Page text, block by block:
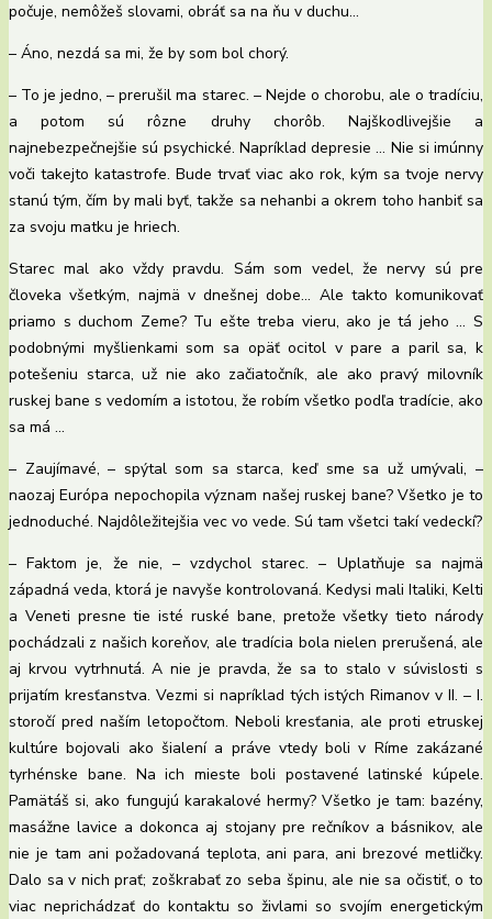
počuje, nemôžeš slovami, obráť sa na ňu v duchu…
– Áno, nezdá sa mi, že by som bol chorý.
– To je jedno, – prerušil ma starec. – Nejde o chorobu, ale o tradíciu,
a potom sú rôzne druhy chorôb. Najškodlivejšie a
najnebezpečnejšie sú psychické. Napríklad depresie … Nie si imúnny
voči takejto katastrofe. Bude trvať viac ako rok, kým sa tvoje nervy
stanú tým, čím by mali byť, takže sa nehanbi a okrem toho hanbiť sa
za svoju matku je hriech.
Starec mal ako vždy pravdu. Sám som vedel, že nervy sú pre
človeka všetkým, najmä v dnešnej dobe… Ale takto komunikovať
priamo s duchom Zeme? Tu ešte treba vieru, ako je tá jeho … S
podobnými myšlienkami som sa opäť ocitol v pare a paril sa, k
potešeniu starca, už nie ako začiatočník, ale ako pravý milovník
ruskej bane s vedomím a istotou, že robím všetko podľa tradície, ako
sa má …
– Zaujímavé, – spýtal som sa starca, keď sme sa už umývali, –
naozaj Európa nepochopila význam našej ruskej bane? Všetko je to
jednoduché. Najdôležitejšia vec vo vede. Sú tam všetci takí vedeckí?
– Faktom je, že nie, – vzdychol starec. – Uplatňuje sa najmä
západná veda, ktorá je navyše kontrolovaná. Kedysi mali Italiki, Kelti
a Veneti presne tie isté ruské bane, pretože všetky tieto národy
pochádzali z našich koreňov, ale tradícia bola nielen prerušená, ale
aj krvou vytrhnutá. A nie je pravda, že sa to stalo v súvislosti s
prijatím kresťanstva. Vezmi si napríklad tých istých Rimanov v II. – I.
storočí pred naším letopočtom. Neboli kresťania, ale proti etruskej
kultúre bojovali ako šialení a práve vtedy boli v Ríme zakázané
tyrhénske bane. Na ich mieste boli postavené latinské kúpele.
Pamätáš si, ako fungujú karakalové hermy? Všetko je tam: bazény,
masážne lavice a dokonca aj stojany pre rečníkov a básnikov, ale
nie je tam ani požadovaná teplota, ani para, ani brezové metličky.
Dalo sa v nich prať; zoškrabať zo seba špinu, ale nie sa očistiť, o to
viac neprichádzať do kontaktu so živlami so svojím energetickým